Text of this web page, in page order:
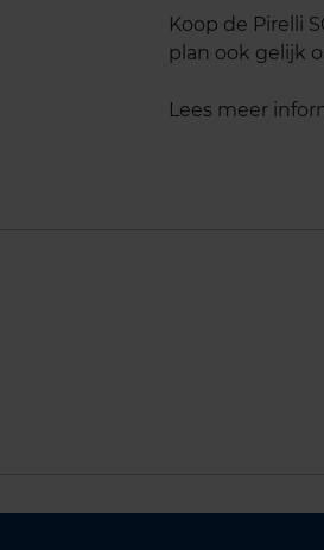
Koop de Pirelli
plan ook gelijk
Lees meer